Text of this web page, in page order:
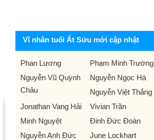
Vĩ nhân tuổi Ất Sửu mới cập nhật
Phan Lương
Phạm Minh Trường
Nguyễn Vũ Quỳnh
Châu
Nguyễn Ngọc Hà
Nguyễn Việt Thắng
Jonathan Vang Hải
Vivian Trần
Minh Nguyệt
Đinh Đức Đoàn
Nguyễn Anh Đức
June Lockhart